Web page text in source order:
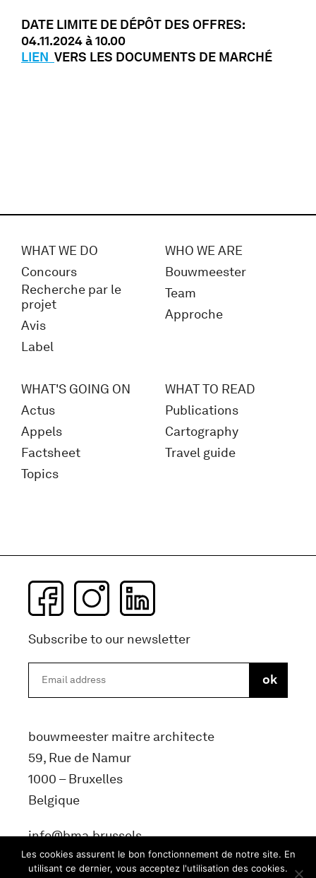
DATE LIMITE DE DÉPÔT DES OFFRES:
04.11.2024 à 10.00
LIEN VERS LES DOCUMENTS DE MARCHÉ
WHAT WE DO
Concours
Recherche par le
projet
Avis
Label
WHO WE ARE
Bouwmeester
Team
Approche
WHAT'S GOING ON
Actus
Appels
Factsheet
Topics
WHAT TO READ
Publications
Cartography
Travel guide
Subscribe to our newsletter
bouwmeester maitre architecte
59, Rue de Namur
1000 – Bruxelles
Belgique
info@bma.brussels
Les cookies assurent le bon fonctionnement de notre site. En
utilisant ce dernier, vous acceptez l'utilisation des cookies.